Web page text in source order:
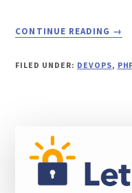
CONTINUE READING →
FILED UNDER: DEVOPS,